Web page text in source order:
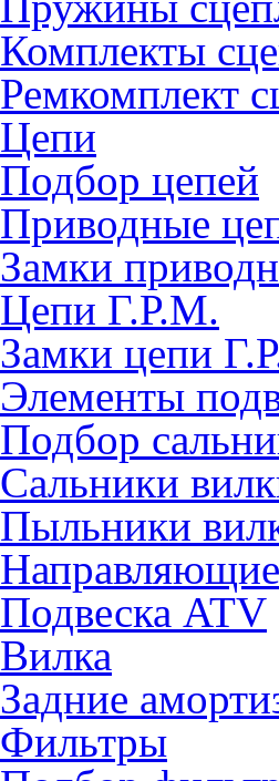
Комплекты
Ремкомплект
Цепи
Подбор цепей
Приводные
Замки
Цепи Г.Р.М.
Замки цепи
Элементы
Подбор
Сальники
Пыльники
Подвеска ATV
Вилка
Задние
Фильтры